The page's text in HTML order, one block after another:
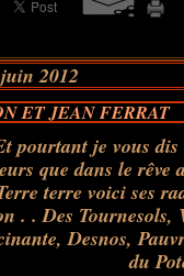
2012
ET JEAN FERRAT
pourtant je vous
eurs que dans le rêve
terre voici ses
. . Des
Desnos,
du